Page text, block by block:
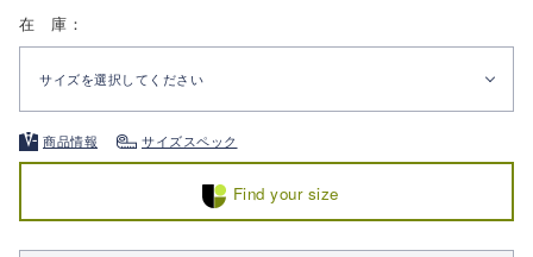
在 庫：
サイズを選択してください
商品情報 サイズスペック
Find your size